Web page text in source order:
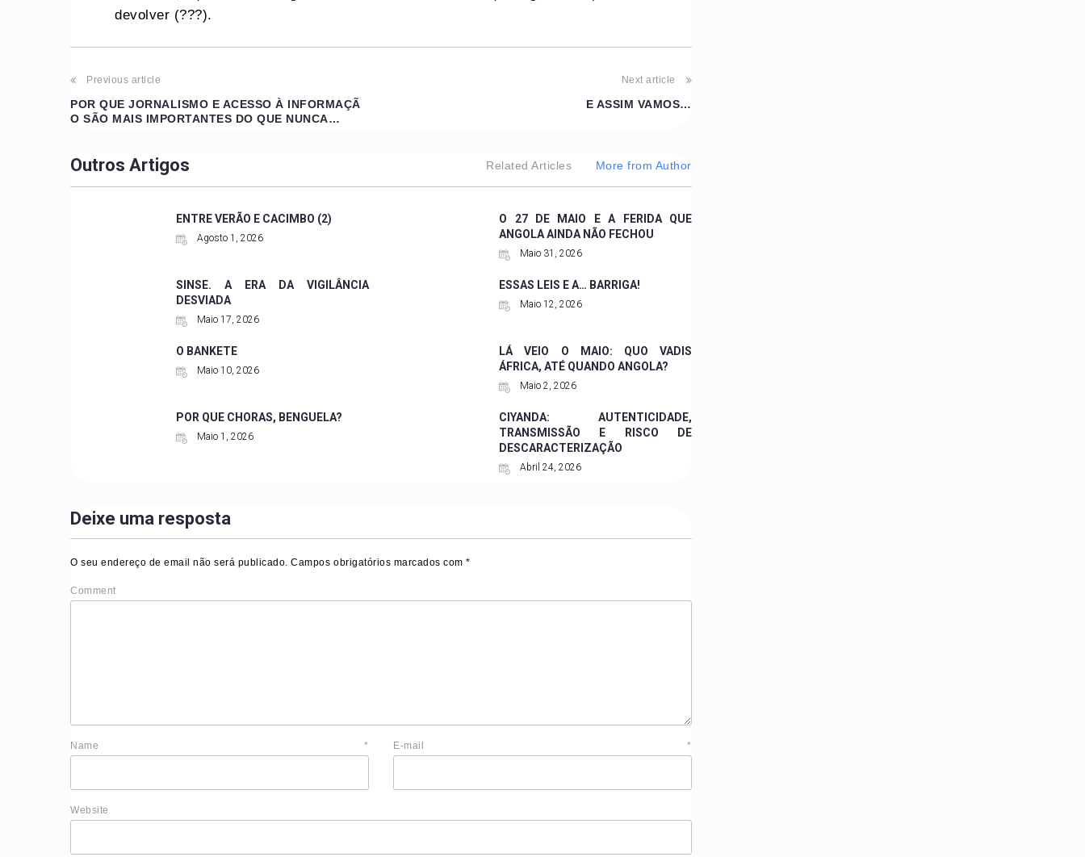
devolver (???).
Post
navigation
Previous article
POR QUE JORNALISMO E ACESSO À INFORMAÇÃ
O SÃO MAIS IMPORTANTES DO QUE NUNCA…
Next article
E ASSIM VAMOS…
Outros Artigos Related Articles More from Author
ENTRE VERÃO E CACIMBO (2)
Agosto 1, 2026
O 27 DE MAIO E A FERIDA QUE
ANGOLA AINDA NÃO FECHOU
Maio 31, 2026
SINSE. A ERA DA VIGILÂNCIA
DESVIADA
Maio 17, 2026
ESSAS LEIS E A… BARRIGA!
Maio 12, 2026
O BANKETE
Maio 10, 2026
LÁ VEIO O MAIO: QUO VADIS
ÁFRICA, ATÉ QUANDO ANGOLA?
Maio 2, 2026
POR QUE CHORAS, BENGUELA?
Maio 1, 2026
CIYANDA: AUTENTICIDADE,
TRANSMISSÃO E RISCO DE
DESCARACTERIZAÇÃO
Abril 24, 2026
Deixe uma resposta
O seu endereço de email não será publicado. Campos obrigatórios marcados com*
Comment
Name* E-mail*
Website